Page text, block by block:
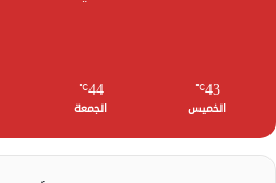
43
℃
الخميس
44
℃
الجمعة